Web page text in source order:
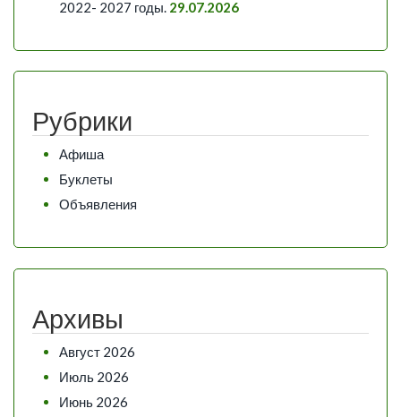
2022- 2027 годы. 29.07.2026
Рубрики
Афиша
Буклеты
Объявления
Архивы
Август 2026
Июль 2026
Июнь 2026